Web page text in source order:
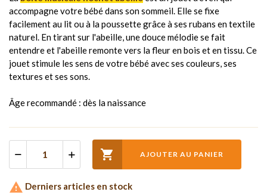
accompagne votre bébé dans son sommeil. Elle se fixe
facilement au lit ou à la poussette grâce à ses rubans en textile
naturel. En tirant sur l'abeille, une douce mélodie se fait
entendre et l'abeille remonte vers la fleur en bois et en tissu. Ce
jouet stimule les sens de votre bébé avec ses couleurs, ses
textures et ses sons.
Âge recommandé : dès la naissance
 AJOUTER AU PANIER
 Derniers articles en stock